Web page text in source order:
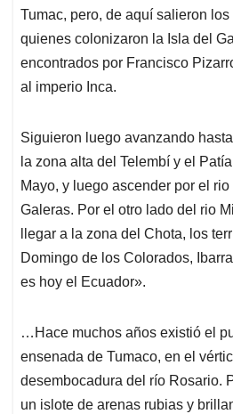
Tumac, pero, de aquí salieron
quienes colonizaron la Isla del
encontrados por Francisco
al imperio Inca.
Siguieron luego avanzando
la zona alta del Telembí y el
Mayo, y luego ascender por el rio
Galeras. Por el otro lado del rio
llegar a la zona del Chota, los
Domingo de los Colorados,
es hoy el Ecuador».
…Hace muchos años existió el
ensenada de Tumaco, en el
desembocadura del río Rosario.
un islote de arenas rubias y